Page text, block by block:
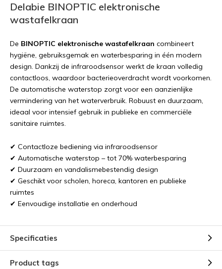
Delabie BINOPTIC elektronische
wastafelkraan
De BINOPTIC elektronische wastafelkraan combineert
hygiëne, gebruiksgemak en waterbesparing in één modern
design. Dankzij de infraroodsensor werkt de kraan volledig
contactloos, waardoor bacterieoverdracht wordt voorkomen.
De automatische waterstop zorgt voor een aanzienlijke
vermindering van het waterverbruik. Robuust en duurzaam,
ideaal voor intensief gebruik in publieke en commerciële
sanitaire ruimtes.
✔ Contactloze bediening via infraroodsensor
✔ Automatische waterstop – tot 70% waterbesparing
✔ Duurzaam en vandalismebestendig design
✔ Geschikt voor scholen, horeca, kantoren en publieke
ruimtes
✔ Eenvoudige installatie en onderhoud
Specificaties
Product tags